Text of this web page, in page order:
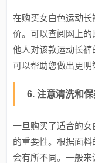
在购买女白色运动
价。可以查阅网上
他人对该款运动长裤
可以帮助您做出更明
6. 注意清洗和保
一旦购买了适合的
的重要性。根据面
会有所不同。一般